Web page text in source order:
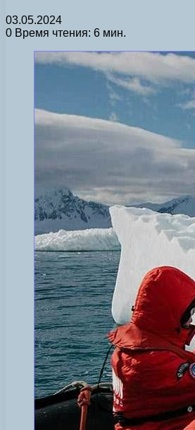
03.05.2024
0 Время чтения: 6 мин.